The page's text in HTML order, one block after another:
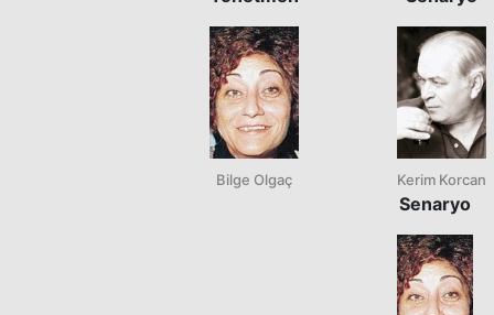
Bilge Olgaç Kerim Korcan
Senaryo